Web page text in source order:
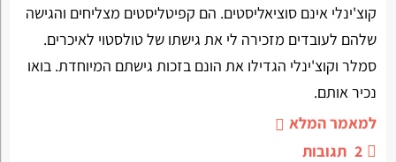
קוצ'ינלי אינם סוציאליסטים. הם קפיטליסטים מצליחים והגישה
שלהם לעובדים מזכירה לי את גישתו של טולסטוי לאיכרים.
סמלר וקוצ'ינלי הגדילו את הונם בזכות גישתם המיוחדת. בואו
נכיר אותם.
למאמר המלא
2 תגובות